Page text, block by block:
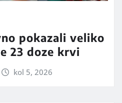
pokazali veliko
23 doze krvi
kol 5, 2026